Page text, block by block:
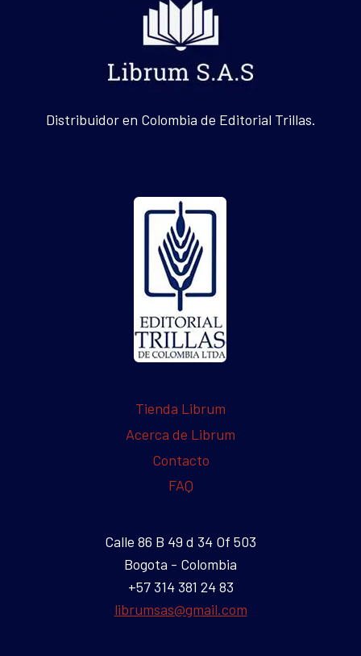
Distribuidor en Colombia de Editorial Trillas.
Tienda Librum
Acerca de Librum
Contacto
FAQ
Calle 86 B 49 d 34 Of 503
Bogota - Colombia
+57 314 381 24 83
librumsas@gmail.com